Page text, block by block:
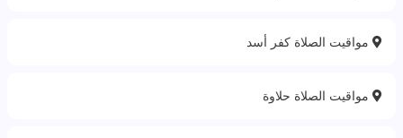
مواقيت الصلاة كفر أسد
مواقيت الصلاة حلاوة‎